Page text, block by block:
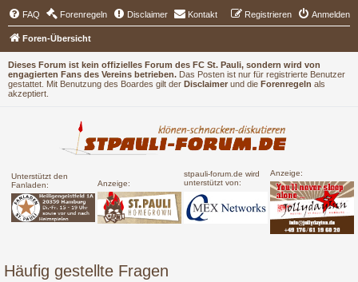
Dieses Forum ist kein offizielles Forum des FC St. Pauli, sondern wird von
engagierten Fans des Vereins betrieben. Das Posten ist nur für registrierte Benutzer
gestattet. Mit Benutzung des Boardes gilt der Disclaimer und die Forenregeln als
akzeptiert.
Unterstützt den
Fanladen:
Anzeige:
stpauli-forum.de wird
unterstützt von:
Anzeige:
FAQ Forenregeln Disclaimer Kontakt Anmelden
Registrieren
Foren-Übersicht
Häufig gestellte Fragen